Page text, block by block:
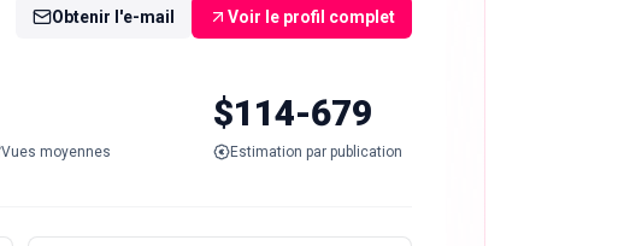
Obtenir l'e-mail Voir le profil complet
Vues moyennes
$114-679
Estimation par publication